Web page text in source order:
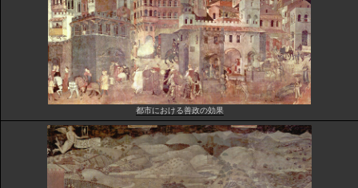
都市における善政の効果